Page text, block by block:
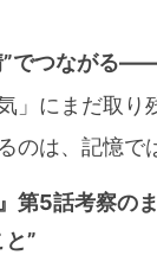
”でつながる
」にまだ取り
のは、記憶で
第5話考察
”